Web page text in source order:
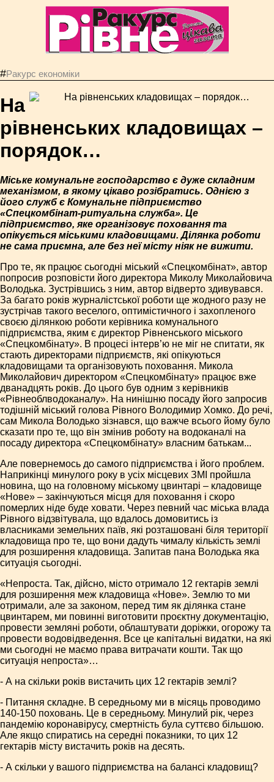
#Ракурс економiки
На
рівненських кладовищах –
порядок…
Міське комунальне господарство є дуже складним
механізмом, в якому цікаво розібратись. Однією з
його служб є Комунальне підприємство
«Спецкомбінат-ритуальна служба». Це
підприємство, яке організовує поховання та
опікується міськими кладовищами. Ділянка роботи
не сама приємна, але без неї місту ніяк не вижити.
Про те, як працює сьогодні міський «Спец­комбінат», автор
попросив розповісти його директора Миколу Миколайовича
Володька. Зустрівшись з ним, автор відверто здивувався.
За багато років журналістської роботи ще жодного разу не
зустрічав такого веселого, оптимістичного і захопленого
своєю ділянкою роботи керівника комунального
підприємства, яким є директор Рівненського міського
«Спецкомбінату». В процесі інтерв’ю не міг не спитати, як
стають директорами підприємств, які опікуються
кладовищами та організовують поховання. Микола
Миколайович директором «Спецкомбінату» працює вже
дванадцять років. До цього був одним з керівників
«Рівнеоблводоканалу». На нинішню посаду його запросив
тодішній міський голова Рівного Володимир Хомко. До речі,
сам Микола Володько зізнався, що важче всього йому було
сказати про те, що він змінив роботу на водоканалі на
посаду директора «Спецкомбінату» власним батькам...
Але повернемось до самого підприємства і його проблем.
Наприкінці минулого року в усіх місцевих ЗМІ пройшла
новина, що на головному міському цвинтарі – кладовище
«Нове» – закінчуються місця для поховання і скоро
померлих ніде буде ховати. Через певний час міська влада
Рівного відзвітувала, що вдалось домовитись із
власниками земельних паїв, які розташовані біля території
кладовища про те, що вони дадуть чималу кількість землі
для розширення кладовища. Запитав пана Володька яка
ситуація сьогодні.
«Непроста. Так, дійсно, місто отримало 12 гектарів землі
для розширення меж кладовища «Нове». Землю то ми
отримали, але за законом, перед тим як ділянка стане
цвинтарем, ми повинні виготовити проєктну документацію,
провести земляні роботи, облаштувати доріжки, огорожу та
провести водовідведення. Все це капітальні видатки, на які
ми сьогодні не маємо права витрачати кошти. Так що
ситуація непроста»…
- А на скільки років вистачить цих 12 гектарів землі?
- Питання складне. В середньому ми в місяць проводимо
140-150 поховань. Це в середньому. Минулий рік, через
пандемію коронавірусу, смертність була суттєво більшою.
Але якщо спиратись на середні показники, то цих 12
гектарів місту вистачить років на десять.
- А скільки у вашого підприємства на балансі кладовищ?